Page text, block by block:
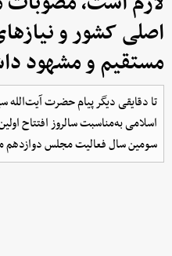
اصلی کشور و
مستقیم و مشهود
تا دقایقی دیگر پیام حضرت
اسلامی به‌مناسبت سالروز افتتاح
سومین سال فعالیت مجلس دوازدهم